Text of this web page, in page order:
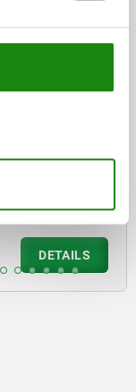
from $928.28
plus sales tax
plus shipping costs